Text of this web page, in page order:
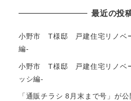
最近の投
小野市 T様邸 戸建住宅リノベ
編-
小野市 T様邸 戸建住宅リノベ
ッシ編-
「通販チラシ 8月末まで号」が